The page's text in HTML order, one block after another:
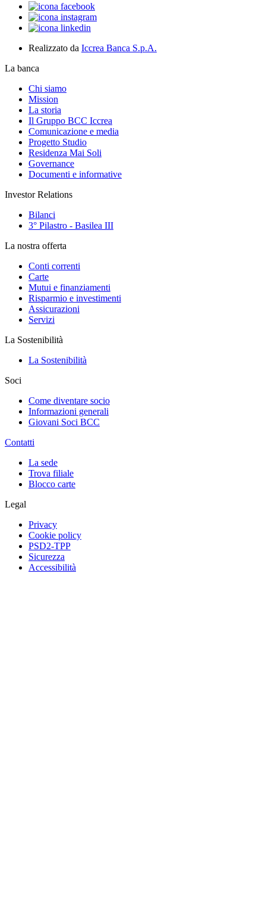
Realizzato da Iccrea Banca S.p.A.
La banca
Chi siamo
Mission
La storia
Il Gruppo BCC Iccrea
Comunicazione e media
Progetto Studio
Residenza Mai Soli
Governance
Documenti e informative
Investor Relations
Bilanci
3° Pilastro - Basilea III
La nostra offerta
Conti correnti
Carte
Mutui e finanziamenti
Risparmio e investimenti
Assicurazioni
Servizi
La Sostenibilità
La Sostenibilità
Soci
Come diventare socio
Informazioni generali
Giovani Soci BCC
Contatti
La sede
Trova filiale
Blocco carte
Legal
Privacy
Cookie policy
PSD2-TPP
Sicurezza
Accessibilità